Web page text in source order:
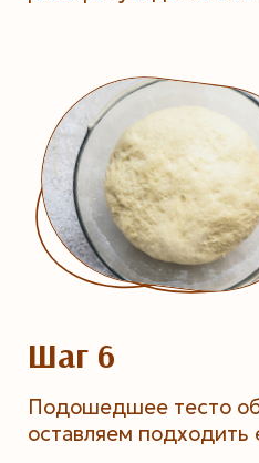
Шаг 6
Подошедшее тесто
оставляем